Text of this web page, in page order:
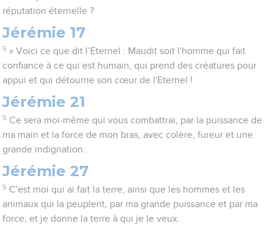
réputation éternelle ?
Jérémie 17
5 » Voici ce que dit l’Eternel : Maudit soit l'homme qui fait
confiance à ce qui est humain, qui prend des créatures pour
appui et qui détourne son cœur de l'Eternel !
Jérémie 21
5 Ce sera moi-même qui vous combattrai, par la puissance de
ma main et la force de mon bras, avec colère, fureur et une
grande indignation.
Jérémie 27
5 C'est moi qui ai fait la terre, ainsi que les hommes et les
animaux qui la peuplent, par ma grande puissance et par ma
force, et je donne la terre à qui je le veux.